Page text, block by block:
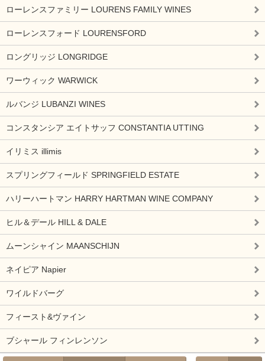
ローレンスファミリー LOURENS FAMILY WINES
ローレンスフォード LOURENSFORD
ロングリッジ LONGRIDGE
ワーウィック WARWICK
ルバンジ LUBANZI WINES
コンスタンシア エイトサッフ CONSTANTIA UTTING
イリミス illimis
スプリングフィールド SPRINGFIELD ESTATE
ハリーハートマン HARRY HARTMAN WINE COMPANY
ヒル＆デール HILL & DALE
ムーンシャイン MAANSCHIJN
ネイピア Napier
ワイルドバーグ
フィースト&ヴァイン
ブシャール フィンレンソン